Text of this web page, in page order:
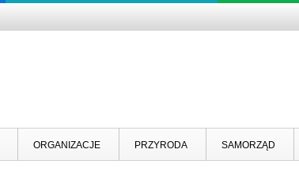
ORGANIZACJE PRZYRODA SAMORZĄD